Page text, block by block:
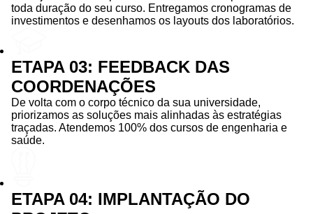
toda duração do seu curso. Entregamos cronogramas de
investimentos e desenhamos os layouts dos laboratórios.
ETAPA 03: FEEDBACK DAS
COORDENAÇÕES
De volta com o corpo técnico da sua universidade,
priorizamos as soluções mais alinhadas às estratégias
traçadas. Atendemos 100% dos cursos de engenharia e
saúde.
ETAPA 04: IMPLANTAÇÃO DO